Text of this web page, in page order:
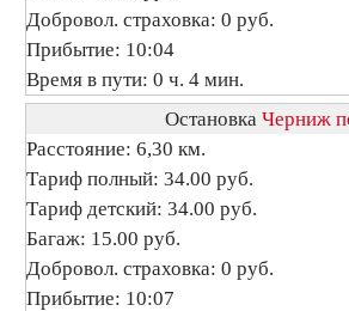
Добровол. страховка: 0 руб.
Прибытие: 10:04
Время в пути: 0 ч. 4 мин.
Остановка Черниж
Расстояние: 6,30 км.
Тариф полный: 34.00 руб.
Тариф детский: 34.00 руб.
Багаж: 15.00 руб.
Добровол. страховка: 0 руб.
Прибытие: 10:07